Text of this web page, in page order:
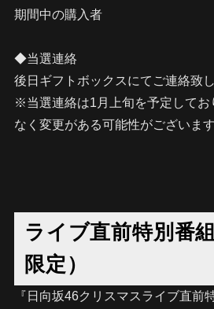
期間中の購入者
◆当選連絡
後日ギフトボックスにてご連絡致し
※当選連絡は1月上旬を予定してお
なく変更がある可能性がございます
ライブ直前特別番
限定）
『日向坂46クリスマスライブ直前